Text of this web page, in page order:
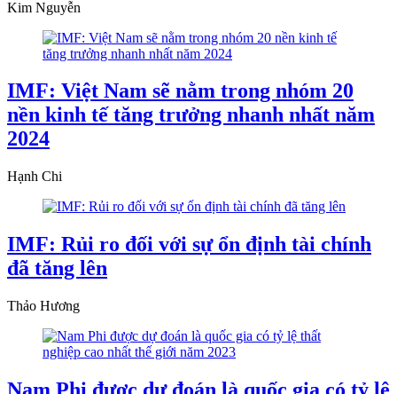
Kim Nguyễn
IMF: Việt Nam sẽ nằm trong nhóm 20
nền kinh tế tăng trưởng nhanh nhất năm
2024
Hạnh Chi
IMF: Rủi ro đối với sự ổn định tài chính
đã tăng lên
Thảo Hương